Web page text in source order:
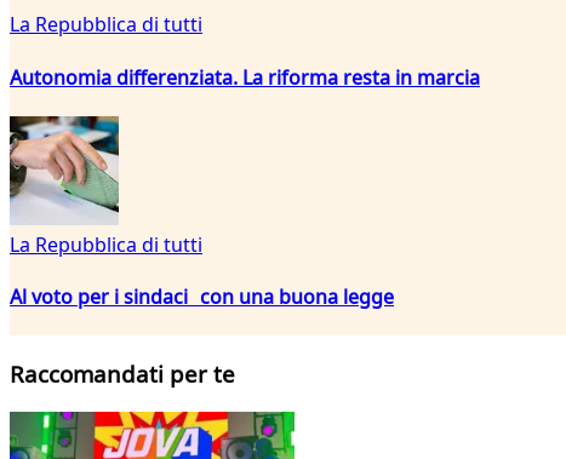
La Repubblica di tutti
Autonomia differenziata. La riforma resta in marcia
La Repubblica di tutti
Al voto per i sindaci con una buona legge
Raccomandati per te